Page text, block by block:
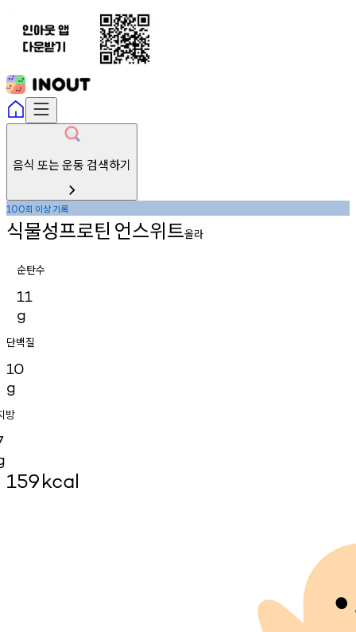
음식 또는 운동 검색하기
100회 이상기록
식물성프로틴 언스위트올라
순탄수
11
g
단백질
10
g
방
159kcal